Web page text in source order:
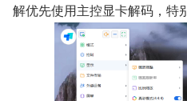
解优先使用主控显卡解码，特